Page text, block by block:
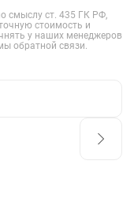
смыслу ст. 435 ГК РФ,
стоимость и
у наших менеджеров
обратной связи.